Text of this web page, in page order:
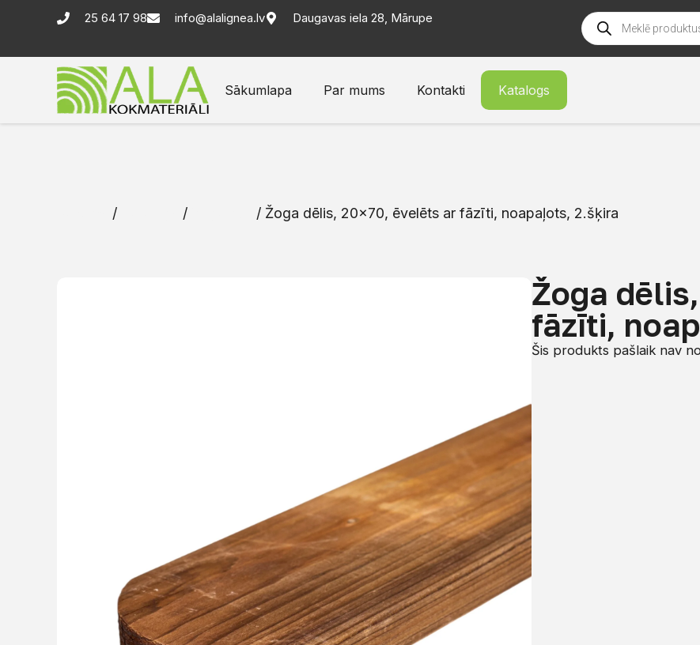
25 64 17 98 info@alalignea.lv Daugavas iela 28, Mārupe
Sākumlapa Par mums Kontakti Katalogs
/ / / Žoga dēlis, 20×70, ēvelēts ar fāzīti, noapaļots, 2.šķira
Žoga
fāzīti,
Šis produkts pašlaik nav